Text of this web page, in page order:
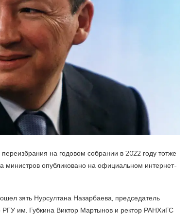
на годовом собрании в 2022 году тотже
министров опубликовано на официальном интернет-
зять Нурсултана Назарбаева, председатель
им. Губкина Виктор Мартынов и ректор РАНХиГС